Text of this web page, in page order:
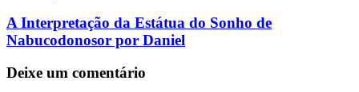
A Interpretação da Estátua do Sonho de
Nabucodonosor por Daniel
Deixe um comentário